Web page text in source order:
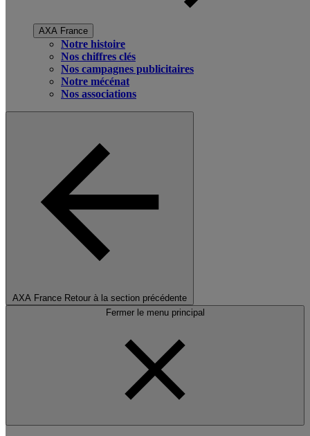
AXA France
Notre histoire
Nos chiffres clés
Nos campagnes publicitaires
Notre mécénat
Nos associations
AXA France Retour à la section précédente
Fermer le menu principal